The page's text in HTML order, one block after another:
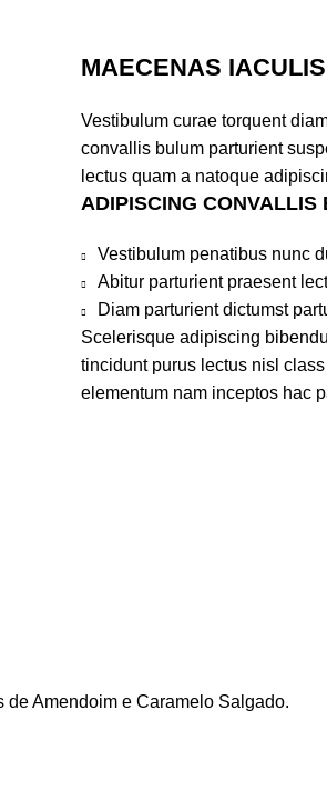
MAECENAS IACULIS
Vestibulum curae torquent
convallis bulum parturient
lectus quam a natoque
ADIPISCING CONVALLIS
Vestibulum penatibus nunc
Abitur parturient praesent
Diam parturient dictumst
Scelerisque adipiscing
tincidunt purus lectus nisl
elementum nam inceptos hac
Amendoim e Caramelo Salgado.